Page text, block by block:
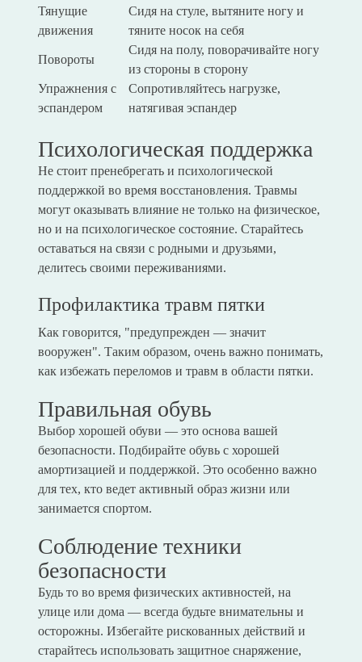
Тянущие
движения
Сидя на стуле, вытяните ногу и
тяните носок на себя
Повороты
Сидя на полу, поворачивайте ногу
из стороны в сторону
Упражнения с
эспандером
Сопротивляйтесь нагрузке,
натягивая эспандер
Психологическая поддержка
Не стоит пренебрегать и психологической
поддержкой во время восстановления. Травмы
могут оказывать влияние не только на физическое,
но и на психологическое состояние. Старайтесь
оставаться на связи с родными и друзьями,
делитесь своими переживаниями.
Профилактика травм пятки
Как говорится, "предупрежден — значит
вооружен". Таким образом, очень важно понимать,
как избежать переломов и травм в области пятки.
Правильная обувь
Выбор хорошей обуви — это основа вашей
безопасности. Подбирайте обувь с хорошей
амортизацией и поддержкой. Это особенно важно
для тех, кто ведет активный образ жизни или
занимается спортом.
Соблюдение техники
безопасности
Будь то во время физических активностей, на
улице или дома — всегда будьте внимательны и
осторожны. Избегайте рискованных действий и
старайтесь использовать защитное снаряжение,